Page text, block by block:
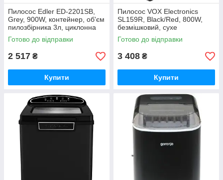
Пилосос Edler ED-2201SB,
Grey, 900W, контейнер, об'єм
пилозбірника 3л, циклонна
система, турбощітка,
Готово до відправки
2 517 ₴
Купити
Пилосос VOX Electronics
SL159R, Black/Red, 800W,
безмішковий, сухе
прибирання, пилозбірник 2 л
Готово до відправки
3 408 ₴
Купити